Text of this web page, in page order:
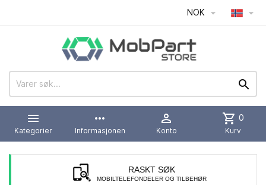
NOK  


Kategorier
more_horiz
Informasjonen

Konto
shopping_cart 0
Kurv
RASKT SØK
MOBILTELEFONDELER OG TILBEHØR